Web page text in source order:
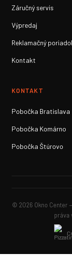
Záručný servis
Výpredaj
Reklamačný
Kontakt
KONTAKT
Pobočka Bratislava
Pobočka Komárno
Pobočka Štúrovo
© 2026 Okno Center
práva